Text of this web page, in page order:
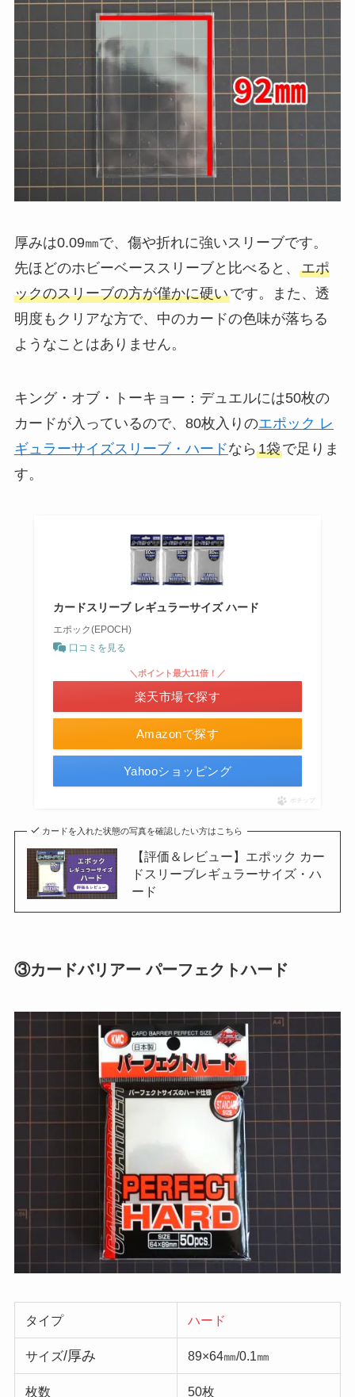
厚みは0.09㎜で、傷や折れに強いスリーブです。
先ほどのホビーベーススリーブと比べると、 エポ
ックのスリーブの方が僅かに硬いです。また、透
明度もクリアな方で、中のカードの色味が落ちる
ようなことはありません。
キング・オブ・トーキョー：デュエルには50枚の
カードが入っているので、80枚入りのエポック レ
ギュラーサイズスリーブ・ハードなら 1袋で足りま
す。
カードスリーブ レギュラーサイズ ハード
エポック(EPOCH)
口コミを見る
Amazonで探す
＼ポイント最大11倍！／
楽天市場で探す
Yahooショッピング
ポチップ
カードを入れた状態の写真を確認したい方はこちら
【評価＆レビュー】エポック カー
ドスリーブレギュラーサイズ・ハ
ード
③カードバリアー パーフェクトハード
タイプ ハード
サイズ/厚み 89×64㎜/0.1㎜
枚数 50枚